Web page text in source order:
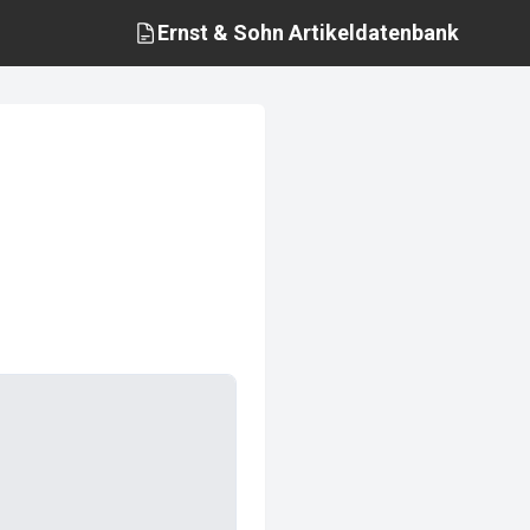
Ernst & Sohn Artikeldatenbank